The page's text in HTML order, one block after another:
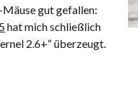
gut gefallen:
hat mich schließlich
2.6+“ überzeugt.